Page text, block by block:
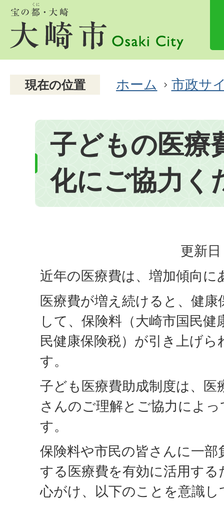
現在の位置 ホーム 市政サ
子どもの医療
化にご協力く
更新
近年の医療費は、増加傾向に
医療費が増え続けると、健康
して、保険料（大崎市国民健
民健康保険税）が引き上げ
す。
子ども医療費助成制度は、医
さんのご理解とご協力によ
す。
保険料や市民の皆さんに一部
する医療費を有効に活用する
心がけ、以下のことを意識